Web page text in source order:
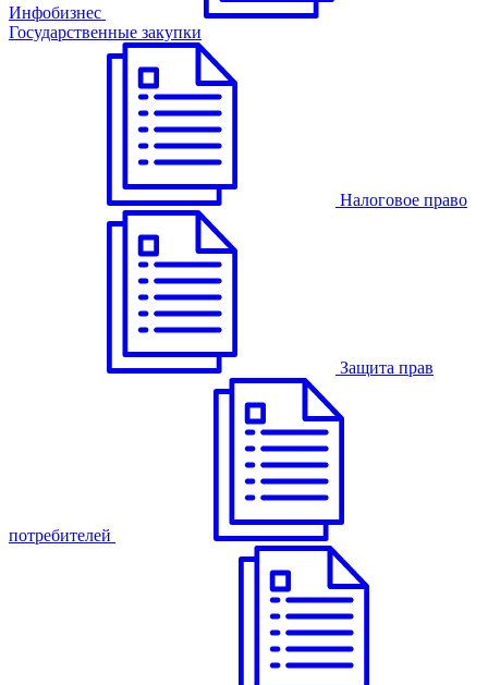
Инфобизнес
Государственные закупки
Налоговое право
Защита прав
потребителей